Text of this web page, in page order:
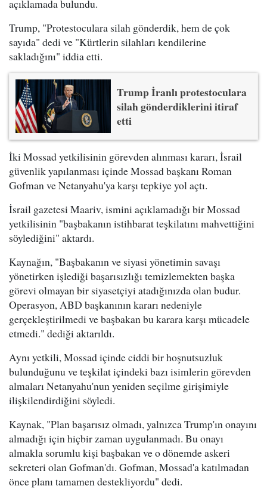
açıklamada bulundu.
Trump, "Protestoculara silah gönderdik, hem de çok
sayıda" dedi ve "Kürtlerin silahları kendilerine
sakladığını" iddia etti.
Trump İranlı protestoculara
silah gönderdiklerini itiraf
etti
İki Mossad yetkilisinin görevden alınması kararı, İsrail
güvenlik yapılanması içinde Mossad başkanı Roman
Gofman ve Netanyahu'ya karşı tepkiye yol açtı.
İsrail gazetesi Maariv, ismini açıklamadığı bir Mossad
yetkilisinin "başbakanın istihbarat teşkilatını mahvettiğini
söylediğini" aktardı.
Kaynağın, "Başbakanın ve siyasi yönetimin savaşı
yönetirken işlediği başarısızlığı temizlemekten başka
görevi olmayan bir siyasetçiyi atadığınızda olan budur.
Operasyon, ABD başkanının kararı nedeniyle
gerçekleştirilmedi ve başbakan bu karara karşı mücadele
etmedi." dediği aktarıldı.
Aynı yetkili, Mossad içinde ciddi bir hoşnutsuzluk
bulunduğunu ve teşkilat içindeki bazı isimlerin görevden
almaları Netanyahu'nun yeniden seçilme girişimiyle
ilişkilendirdiğini söyledi.
Kaynak, "Plan başarısız olmadı, yalnızca Trump'ın onayını
almadığı için hiçbir zaman uygulanmadı. Bu onayı
almakla sorumlu kişi başbakan ve o dönemde askeri
sekreteri olan Gofman'dı. Gofman, Mossad'a katılmadan
önce planı tamamen destekliyordu" dedi.